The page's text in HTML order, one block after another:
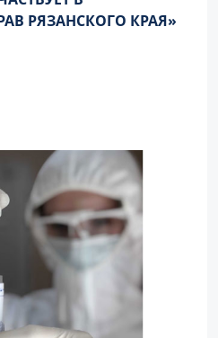
РЯЗАНСКОГО КРАЯ»